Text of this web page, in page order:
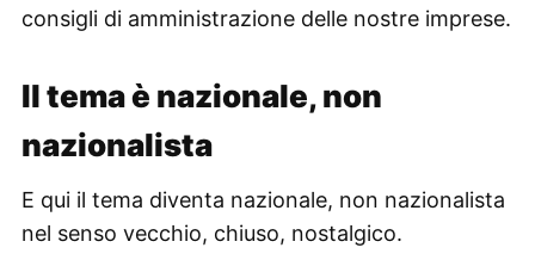
consigli di amministrazione delle nostre imprese.
Il tema è nazionale, non
nazionalista
E qui il tema diventa nazionale, non nazionalista
nel senso vecchio, chiuso, nostalgico.